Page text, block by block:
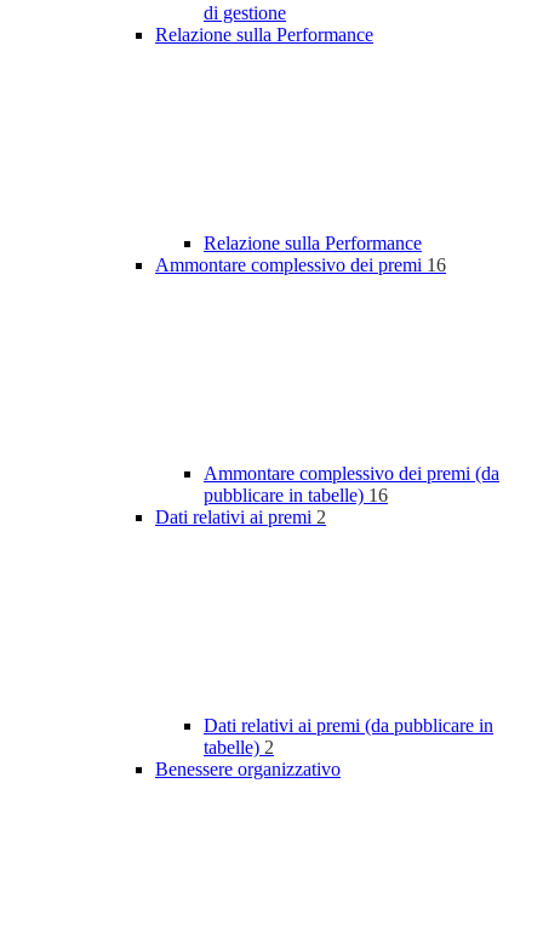
di gestione
Relazione sulla Performance
Relazione sulla Performance
Ammontare complessivo dei premi 16
Ammontare complessivo dei premi (da
pubblicare in tabelle) 16
Dati relativi ai premi 2
Dati relativi ai premi (da pubblicare in
tabelle) 2
Benessere organizzativo